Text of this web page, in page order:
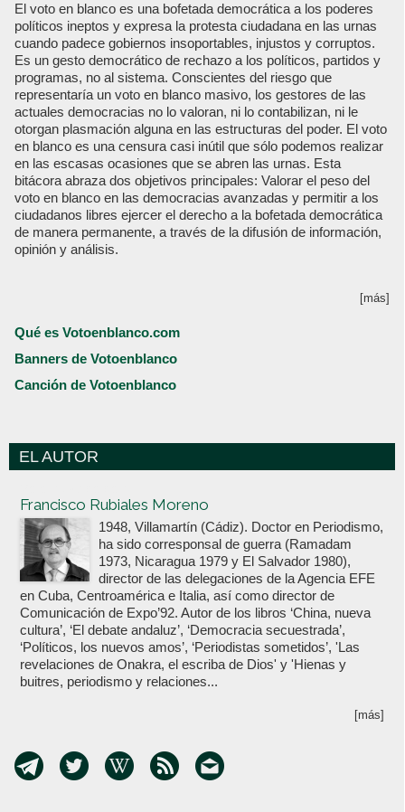
El voto en blanco es una bofetada democrática a los poderes
políticos ineptos y expresa la protesta ciudadana en las urnas
cuando padece gobiernos insoportables, injustos y corruptos.
Es un gesto democrático de rechazo a los políticos, partidos y
programas, no al sistema. Conscientes del riesgo que
representaría un voto en blanco masivo, los gestores de las
actuales democracias no lo valoran, ni lo contabilizan, ni le
otorgan plasmación alguna en las estructuras del poder. El voto
en blanco es una censura casi inútil que sólo podemos realizar
en las escasas ocasiones que se abren las urnas. Esta
bitácora abraza dos objetivos principales: Valorar el peso del
voto en blanco en las democracias avanzadas y permitir a los
ciudadanos libres ejercer el derecho a la bofetada democrática
de manera permanente, a través de la difusión de información,
opinión y análisis.
[más]
Qué es Votoenblanco.com
Banners de Votoenblanco
Canción de Votoenblanco
EL AUTOR
Francisco Rubiales Moreno
1948, Villamartín (Cádiz). Doctor en Periodismo,
ha sido corresponsal de guerra (Ramadam
1973, Nicaragua 1979 y El Salvador 1980),
director de las delegaciones de la Agencia EFE
en Cuba, Centroamérica e Italia, así como director de
Comunicación de Expo’92. Autor de los libros ‘China, nueva
cultura’, ‘El debate andaluz’, ‘Democracia secuestrada’,
‘Políticos, los nuevos amos’, ‘Periodistas sometidos’, 'Las
revelaciones de Onakra, el escriba de Dios' y 'Hienas y
buitres, periodismo y relaciones...
[más]